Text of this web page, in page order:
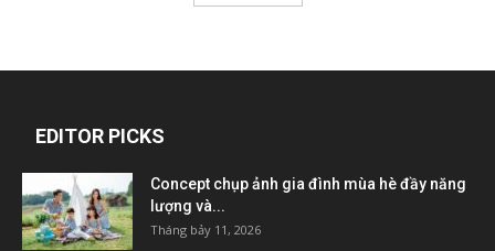
EDITOR PICKS
Concept chụp ảnh gia đình mùa hè đầy năng
lượng và...
Tháng bảy 11, 2026